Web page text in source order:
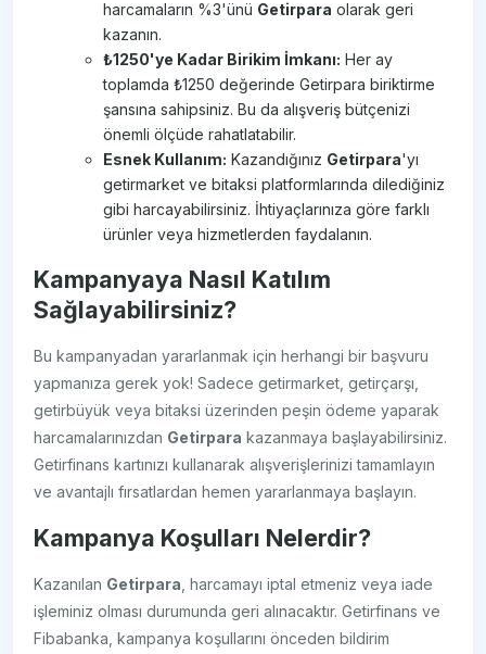
harcamaların %3'ünü Getirpаrа olarak geri
kazanın.
₺1250'ye Kadar Birikim İmkanı: Her ay
toplamda ₺1250 değerinde Getirpаrа biriktirme
şansına sahipsiniz. Bu da alışveriş bütçenizi
önemli ölçüde rahatlatabilir.
Esnek Kullanım: Kazandığınız Getirpаrа'yı
getirmarket ve bitaksi platformlarında dilediğiniz
gibi harcayabilirsiniz. İhtiyaçlarınıza göre farklı
ürünler veya hizmetlerden faydalanın.
Kampanyaya Nasıl Katılım
Sağlayabilirsiniz?
Bu kampanyadan yararlanmak için herhangi bir başvuru
yapmanıza gerek yok! Sadece getirmarket, getirçarşı,
getirbüyük veya bitaksi üzerinden peşin ödeme yaparak
harcamalarınızdan Getirpаrа kazanmaya başlayabilirsiniz.
Getirfinans kartınızı kullanarak alışverişlerinizi tamamlayın
ve avantajlı fırsatlardan hemen yararlanmaya başlayın.
Kampanya Koşulları Nelerdir?
Kazanılan Getirpаrа , harcamayı iptal etmeniz veya iade
işleminiz olması durumunda geri alınacaktır. Getirfinans ve
Fibabanka, kampanya koşullarını önceden bildirim